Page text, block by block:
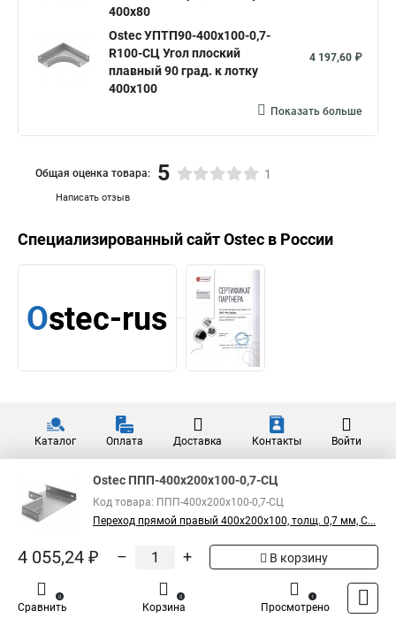
Аналоги по цене
Ostec КУПТП90-400-0,7-R100-
СЦ Крышка к углу плоскому
2 687,75 ₽
R100-СЦ Угол плоский
400х80
R100-СЦ Угол плоский
плавный 90 град. к лотку
5
Специализированный сайт в России
Ostec ППП-400х200х100-0,7-СЦ
Код товара: ППП-400х200х100-0,7-СЦ
Переход прямой правый 400х200х100, толщ. 0,7 мм, С...
4 055,24 ₽ – + В корзину
Сравнить
0
Корзина
0
Просмотрено
1